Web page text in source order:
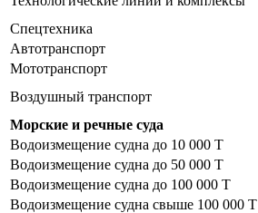
Спецтехника
Автотранспорт
Мототранспорт
Воздушный транспорт
Морские и речные суда
Водоизмещение судна до 10 000 Т
Водоизмещение судна до 50 000 Т
Водоизмещение судна до 100 000 Т
Водоизмещение судна свыше 100 000 Т